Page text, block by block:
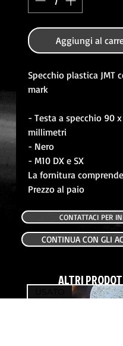
Aggiungi al
Specchio plastica JMT
mark
- Testa a specchio 90
millimetri
- Nero
- M10 DX e SX
La fornitura
Prezzo al paio
CONTATTACI PER
CONTINUA CON GLI
ALTRI